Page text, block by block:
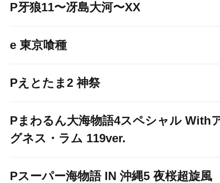
P牙狼11〜冴島大河〜XX
e 東京喰種
Pえとたま2 神祭
Pまわるん大海物語4スペシャル With
グネス・ラム 119ver.
Pスーパー海物語 IN 沖縄5 夜桜超旋風